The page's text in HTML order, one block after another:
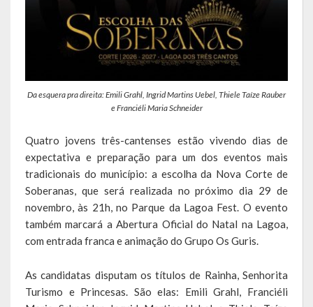
A História da Comunidade Católica Nossa Senhora de Lourdes
A História da Comunidade Evangélica de Linha Kronenthal
A história da Comunidade Católica São Paulo de Lagoa dos Três
Cantos
A História da Comunidade Evangélica de Confissão Luterana no
de paixão e muitas conquistas
Da esquera pra direita: Emili Grahl, Ingrid Martins Uebel, Thiele Taíze Rauber
e Franciéli Maria Schneider
Quatro jovens três-cantenses estão vivendo dias de
expectativa e preparação para um dos eventos mais
tradicionais do município: a escolha da Nova Corte de
Soberanas, que será realizada no próximo dia 29 de
novembro, às 21h, no Parque da Lagoa Fest. O evento
também marcará a Abertura Oficial do Natal na Lagoa,
com entrada franca e animação do Grupo Os Guris.
As candidatas disputam os títulos de Rainha, Senhorita
Turismo e Princesas. São elas: Emili Grahl, Franciéli